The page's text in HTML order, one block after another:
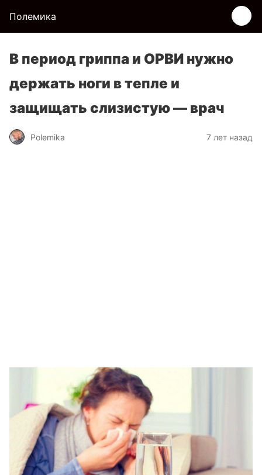
Полемика
В период гриппа и ОРВИ нужно
держать ноги в тепле и
защищать слизистую — врач
Polemika 7 лет назад